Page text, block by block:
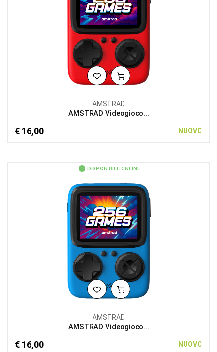
AMSTRAD
AMSTRAD Videogioco...
€ 16,00 NUOVO
DISPONIBILE ONLINE
AMSTRAD
AMSTRAD Videogioco...
€ 16,00 NUOVO